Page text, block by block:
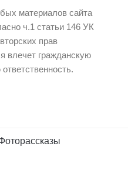
материалов сайта
ч.1 статьи 146 УК
прав
влечет гражданскую